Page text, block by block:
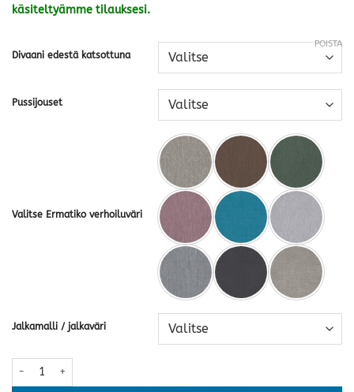
käsiteltyämme tilauksesi.
Divaani edestä katsottuna
Pussijouset
Valitse Ermatiko verhoiluväri
Jalkamalli / jalkaväri
POISTA
Kent MINI avokulmavuodesohva · useita värejä määrä